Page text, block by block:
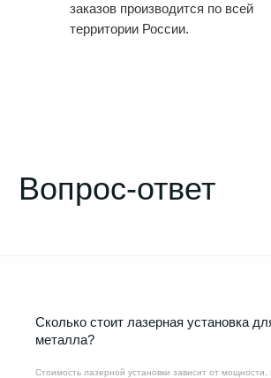
заказов производится по всей
территории России.
Сколько стоит лазерная установка
металла?
Стоимость лазерной установки зависит от мощности,